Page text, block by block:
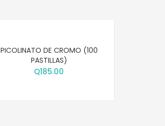
PICOLINATO DE CROMO (100
PASTILLAS)
Q185.00